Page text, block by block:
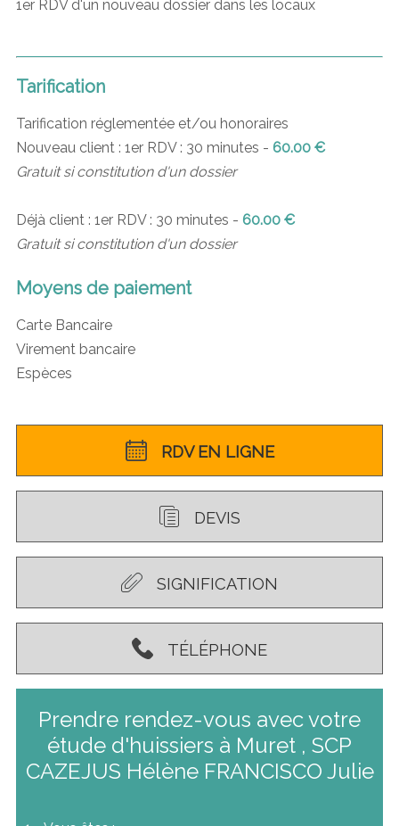
1er RDV d'un nouveau dossier dans les locaux
Tarification
Moyens de paiement
Tarification réglementée et/ou honoraires
Nouveau client : 1er RDV : 30 minutes - 60.00 €
Gratuit si constitution d'un dossier
Déjà client : 1er RDV : 30 minutes - 60.00 €
Gratuit si constitution d'un dossier
Carte Bancaire
Virement bancaire
Espèces
RDV EN LIGNE
DEVIS
SIGNIFICATION
TÉLÉPHONE
Prendre rendez-vous avec votre
étude d'huissiers à Muret , SCP
CAZEJUS Hélène FRANCISCO Julie